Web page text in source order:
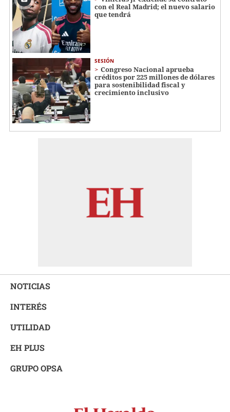
con el Real Madrid; el nuevo salario
que tendrá
SESIÓN
Congreso Nacional aprueba
créditos por 225 millones de dólares
para sostenibilidad fiscal y
crecimiento inclusivo
NOTICIAS
INTERÉS
UTILIDAD
EH PLUS
GRUPO OPSA